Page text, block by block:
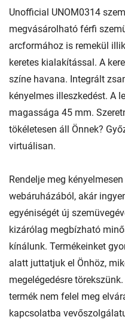
Unofficial UNOM0314
megvásárolható férfi
arcformához is remekül
keretes kialakítással. A
színe havana. Integrált
kényelmes illeszkedést. A
magassága 45 mm.
tökéletesen áll Önnek?
virtuálisan.
Rendelje meg
webáruházából, akár
egyéniségét új
kizárólag megbízható
kínálunk. Termékeinket
alatt juttatjuk el Önhöz,
megelégedésre
termék nem felel meg
kapcsolatba